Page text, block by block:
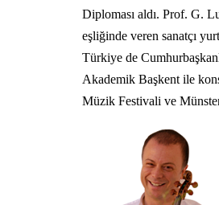
Diploması aldı. Prof. G.
eşliğinde veren sanatçı
Türkiye de
Akademik Başkent ile
Müzik Festivali ve